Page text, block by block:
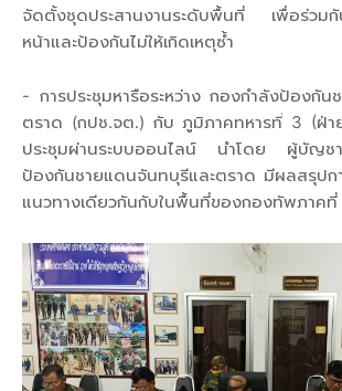
จัดตั้งชุดประสานงานระดับพื้นที่ เพื่อร่วมกั
หน้าและป้องกันไม่ให้เกิดเหตุซ้ำ
- การประชุมหารือระหว่าง กองกำลังป้องกัน
ตราด (กปช.จต.) กับ ภูมิภาคทหารที่ 3 (ฝ่า
ประชุมผ่านระบบออนไลน์ นำโดย ผู้บัญชา
ป้องกันชายแดนจันทบุรีและตราด มีผลสรุปกา
แนวทางเดียวกันกับในพื้นที่ของกองทัพภาคที่